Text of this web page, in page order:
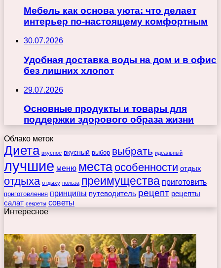
Мебель как основа уюта: что делает
интерьер по-настоящему комфортным
30.07.2026
Удобная доставка воды на дом и в офис
без лишних хлопот
29.07.2026
Основные продукты и товары для
поддержки здорового образа жизни
Облако меток
Диета вкусное вкусный выбор выбрать идеальный
лучшие меню места особенности отдых
отдыха отдыху польза преимущества приготовить
приготовления принципы путеводитель рецепт рецепты
салат секреты советы
Интересное